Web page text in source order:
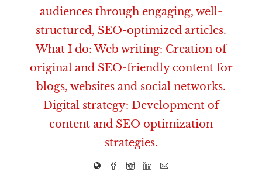
audiences through engaging, well-
structured, SEO-optimized articles.
What I do: Web writing: Creation of
original and SEO-friendly content for
blogs, websites and social networks.
Digital strategy: Development of
content and SEO optimization
strategies.